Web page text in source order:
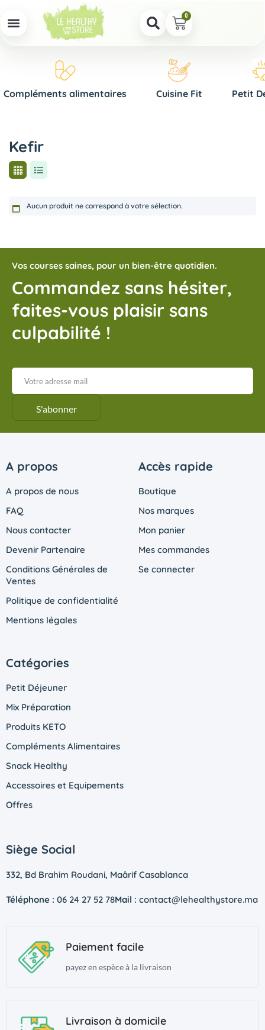
0
Compléments alimentaires Cuisine Fit Petit
Kefir
Aucun produit ne correspond à votre sélection.
Vos courses saines, pour un bien-être quotidien.
Commandez sans hésiter,
faites-vous plaisir sans
culpabilité !
A propos
A propos de nous
FAQ
Nous contacter
Devenir Partenaire
Conditions Générales de
Ventes
Politique de confidentialité
Mentions légales
Accès rapide
Boutique
Nos marques
Mon panier
Mes commandes
Se connecter
Catégories
Petit Déjeuner
Mix Préparation
Produits KETO
Compléments Alimentaires
Snack Healthy
Accessoires et Equipements
Offres
Siège Social
332, Bd Brahim Roudani, Maârif Casablanca
Téléphone : 06 24 27 52 78Mail : contact@lehealthystore.ma
Paiement facile
payez en espèce à la livraison
Livraison à domicile